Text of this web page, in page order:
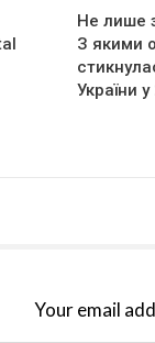
Не лише
З якими
України
Your email